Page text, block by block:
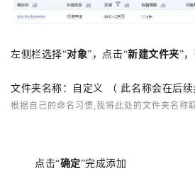
左侧栏选择“对象”，点击“新建文件夹”
文件夹名称：自定义 （ 此名称会在后续
根据自己的命名习惯,我将此处 的文件夹名称
点击“确定”完成添加